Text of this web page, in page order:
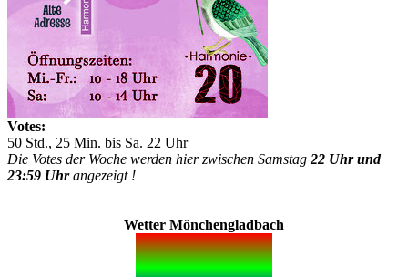
Votes:
50 Std., 25 Min. bis Sa. 22 Uhr
Die Votes der Woche werden hier zwischen Samstag 22 Uhr und
23:59 Uhrangezeigt !
Wetter Mönchengladbach